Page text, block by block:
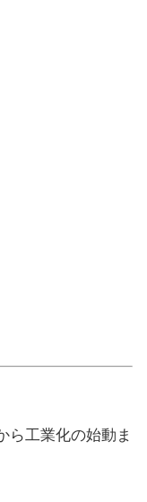
ら工業化の始動ま